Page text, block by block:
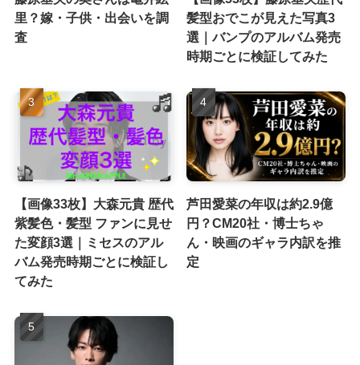
里？嫁・子供・出会いを調
査
髪型おでこが見えた写真3
選｜バンプのアルバム発売
時期ごとに検証してみた
【画像33枚】大森元貴 歴代
紫髪色・髪型 ファンに見せ
た変顔3選｜ミセスのアル
バム発売時期ごとに検証し
てみた
芦田愛菜の年収は約2.9億
円？CM20社・博士ちゃ
ん・映画のギャラ内訳を推
定